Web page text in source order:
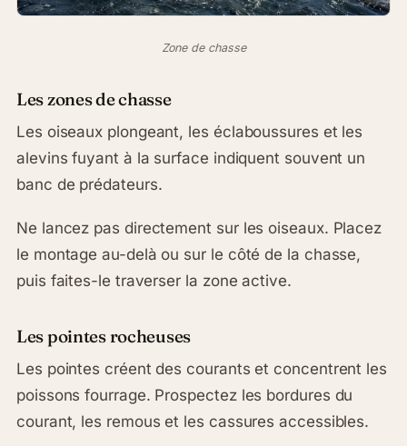
Zone de chasse
Les zones de chasse
Les oiseaux plongeant, les éclaboussures et les
alevins fuyant à la surface indiquent souvent un
banc de prédateurs.
Ne lancez pas directement sur les oiseaux. Placez
le montage au-delà ou sur le côté de la chasse,
puis faites-le traverser la zone active.
Les pointes rocheuses
Les pointes créent des courants et concentrent les
poissons fourrage. Prospectez les bordures du
courant, les remous et les cassures accessibles.